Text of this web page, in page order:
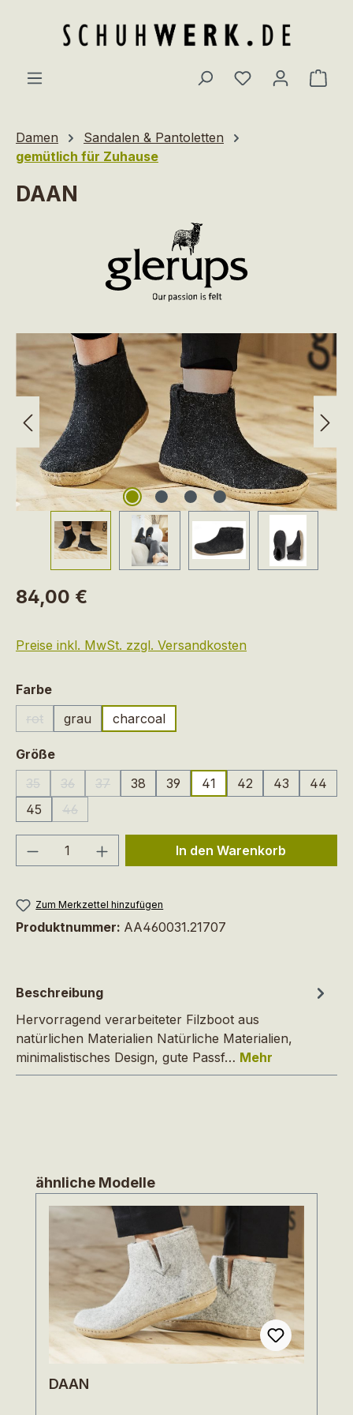
Du hast 0
Damen
Sandalen & Pantoletten
gemütlich für Zuhause
DAAN
Bildergalerie überspringen
Regulärer Preis:
84,00 €
Preise inkl. MwSt. zzgl. Versandkosten
Farbeauswählen
rot
(Diese Option ist zurzeit nicht verfügbar.)
grau charcoal
Größeauswählen
35
(Diese Option ist zurzeit nicht verfügbar.)
36
(Diese Option ist zurzeit nicht verfügbar.)
37
(Diese Option ist zurzeit nicht verfügbar.)
38 39 41 42 43
44
45
46
(Diese Option ist zurzeit nicht verfügbar.)
Produkt Anzahl: Gib denIn den Warenkorb
Zum Merkzettel hinzufügen
Produktnummer: AA460031.21707
Beschreibung
Hervorragend verarbeiteter Filzboot aus
natürlichen Materialien Natürliche Materialien,
minimalistisches Design, gute Passf… Mehr
Produktgalerie überspringen
ähnliche Modelle
DAAN